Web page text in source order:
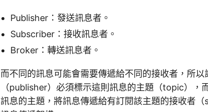
Publisher：發送訊息者。
Subscriber：接收訊息者。
Broker：轉送訊息者。
而不同的訊息可能會需要傳遞給不同的接收者，所
（publisher）必須標示這則訊息的主題（topic），
訊息的主題，將訊息傳遞給有訂閱該主題的接收者